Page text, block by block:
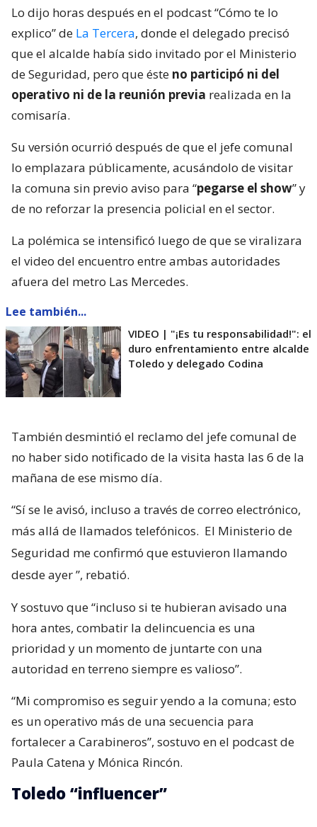
Lo dijo horas después en el podcast “Cómo te lo
explico” de La Tercera, donde el delegado precisó
que el alcalde había sido invitado por el Ministerio
de Seguridad, pero que éste no participó ni del
operativo ni de la reunión previa realizada en la
comisaría.
Su versión ocurrió después de que el jefe comunal
lo emplazara públicamente, acusándolo de visitar
la comuna sin previo aviso para “pegarse el show” y
de no reforzar la presencia policial en el sector.
La polémica se intensificó luego de que se viralizara
el video del encuentro entre ambas autoridades
afuera del metro Las Mercedes.
Lee también...
VIDEO | "¡Es tu responsabilidad!": el
duro enfrentamiento entre alcalde
Toledo y delegado Codina
También desmintió el reclamo del jefe comunal de
no haber sido notificado de la visita hasta las 6 de la
mañana de ese mismo día.
“Sí se le avisó, incluso a través de correo electrónico,
más allá de llamados telefónicos. El Ministerio de
Seguridad me confirmó que estuvieron llamando
desde ayer”, rebatió.
Y sostuvo que “incluso si te hubieran avisado una
hora antes, combatir la delincuencia es una
prioridad y un momento de juntarte con una
autoridad en terreno siempre es valioso”.
“Mi compromiso es seguir yendo a la comuna; esto
es un operativo más de una secuencia para
fortalecer a Carabineros”, sostuvo en el podcast de
Paula Catena y Mónica Rincón.
Toledo “influencer”